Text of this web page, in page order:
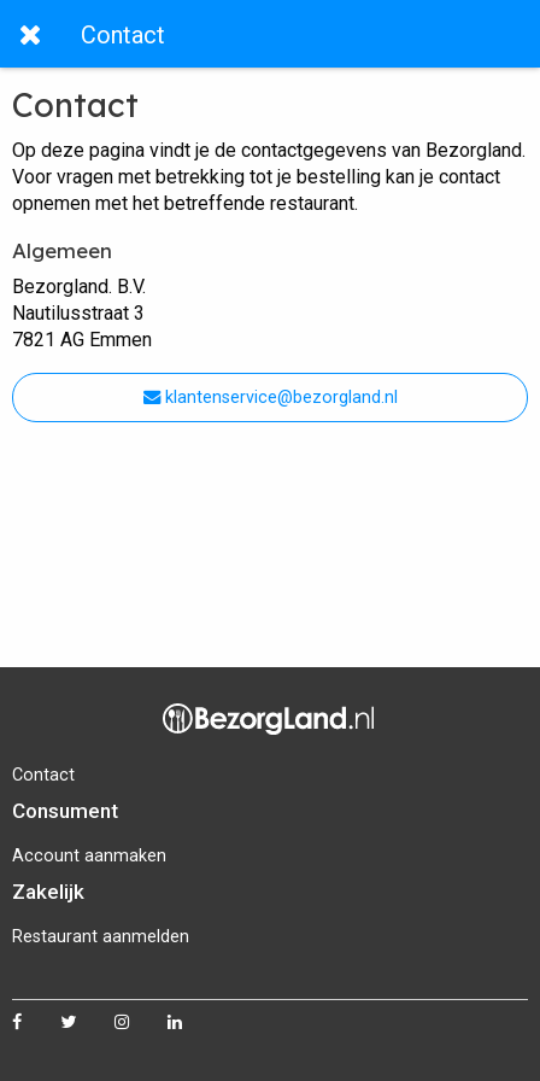
Contact
Contact
Op deze pagina vindt je de contactgegevens van Bezorgland.
Voor vragen met betrekking tot je bestelling kan je contact
opnemen met het betreffende restaurant.
Algemeen
Bezorgland. B.V.
Nautilusstraat 3
7821 AG Emmen
klantenservice@bezorgland.nl
Contact
Consument
Account aanmaken
Zakelijk
Restaurant aanmelden